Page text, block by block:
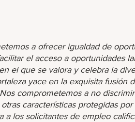
a ofrecer igualdad de
el acceso a oportunidades
el que se valora y celebra la
yace en la exquisita fusión
comprometemos a no
características protegidas
a los solicitantes de empleo